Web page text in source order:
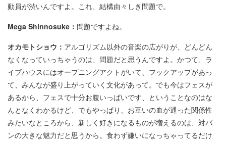
動員が渋いんですよ。これ、結構由々しき問題で。
Mega Shinnosuke： 問題ですよね。
オカモトショウ： アルゴリズム以外の音楽の広がりが、どんどん
なくなっていっちゃうのは、問題だと思うんですよ。かつて、ラ
イブハウスにはオープニングアクトがいて、フックアップがあっ
て、みんなが盛り上がっていく文化があって。でも今はフェスが
あるから、フェスで十分お腹いっぱいです、ということなのはな
んとなくわかるけど、でもやっぱり、お互いの血が通った関係性
みたいなところから、新しく好きになるものが増えるのは、対バ
ンの大きな魅力だと思うから。食わず嫌いになっちゃってるだけ